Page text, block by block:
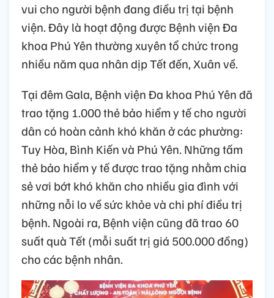
vui cho người bệnh đang điều trị tại bệnh
viện. Đây là hoạt động được Bệnh viện Đa
khoa Phú Yên thường xuyên tổ chức trong
nhiều năm qua nhân dịp Tết đến, Xuân về.
Tại đêm Gala, Bệnh viện Đa khoa Phú Yên đã
trao tặng 1.000 thẻ bảo hiểm y tế cho người
dân có hoàn cảnh khó khăn ở các phường:
Tuy Hòa, Bình Kiến và Phú Yên. Những tấm
thẻ bảo hiểm y tế được trao tặng nhằm chia
sẻ vơi bớt khó khăn cho nhiều gia đình với
những nỗi lo về sức khỏe và chi phí điều trị
bệnh. Ngoài ra, Bệnh viện cũng đã trao 60
suất quà Tết (mỗi suất trị giá 500.000 đồng)
cho các bệnh nhân.